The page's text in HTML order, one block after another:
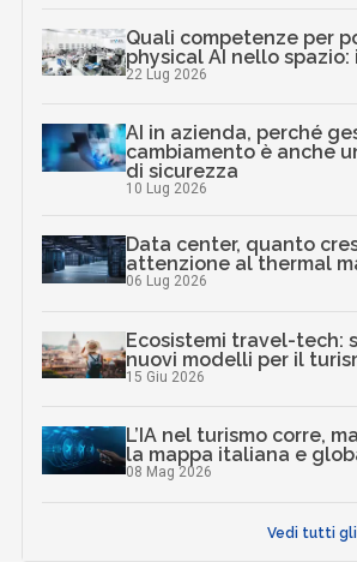
Quali competenze per
physical AI nello
22 Lug 2026
AI in azienda, perché
cambiamento è anche
di sicurezza
10 Lug 2026
Data center, quanto
attenzione al thermal
06 Lug 2026
Ecosistemi travel-tech:
nuovi modelli per il
15 Giu 2026
L’IA nel turismo corre,
la mappa italiana e
08 Mag 2026
Vedi tutti